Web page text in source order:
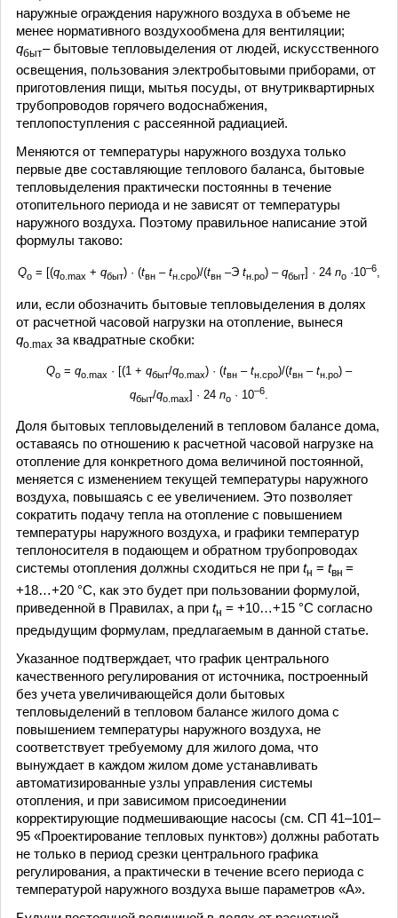
наружные ограждения наружного воздуха в объеме не
менее нормативного воздухообмена для вентиляции;
qбыт– бытовые тепловыделения от людей, искусственного
освещения, пользования электробытовыми приборами, от
приготовления пищи, мытья посуды, от внутриквартирных
трубопроводов горячего водоснабжения,
теплопоступления с рассеянной радиацией.
Меняются от температуры наружного воздуха только
первые две составляющие теплового баланса, бытовые
тепловыделения практически постоянны в течение
отопительного периода и не зависят от температуры
наружного воздуха. Поэтому правильное написание этой
формулы таково:
Qо = [(qо.max + qбыт) · (tвн – tн.сро)/(tвн –Э tн.ро) – qбыт ] · 24 nо ·10–6,
или, если обозначить бытовые тепловыделения в долях
от расчетной часовой нагрузки на отопление, вынеся
qо.max за квадратные скобки:
Qо = qо.max · [(1 + qбыт/qо.max) · (tвн – tн.сро)/(tвн – tн.ро) –
qбыт/qо.max] · 24 nо · 10–6.
Доля бытовых тепловыделений в тепловом балансе дома,
оставаясь по отношению к расчетной часовой нагрузке на
отопление для конкретного дома величиной постоянной,
меняется с изменением текущей температуры наружного
воздуха, повышаясь с ее увеличением. Это позволяет
сократить подачу тепла на отопление с повышением
температуры наружного воздуха, и графики температур
теплоносителя в подающем и обратном трубопроводах
системы отопления должны сходиться не при tн = tвн =
+18…+20 °C, как это будет при пользовании формулой,
приведенной в Правилах, а при tн = +10…+15 °C согласно
предыдущим формулам, предлагаемым в данной статье.
Указанное подтверждает, что график центрального
качественного регулирования от источника, построенный
без учета увеличивающейся доли бытовых
тепловыделений в тепловом балансе жилого дома с
повышением температуры наружного воздуха, не
соответствует требуемому для жилого дома, что
вынуждает в каждом жилом доме устанавливать
автоматизированные узлы управления системы
отопления, и при зависимом присоединении
корректирующие подмешивающие насосы (см. СП 41–101–
95 «Проектирование тепловых пунктов») должны работать
не только в период срезки центрального графика
регулирования, а практически в течение всего периода с
температурой наружного воздуха выше параметров «А».